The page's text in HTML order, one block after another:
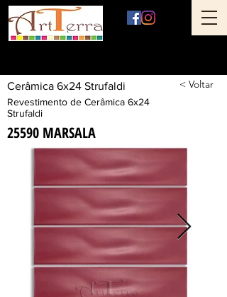
Cerâmica 6x24 Strufaldi < Voltar
Revestimento de Cerâmica 6x24
Strufaldi
25590 MARSALA